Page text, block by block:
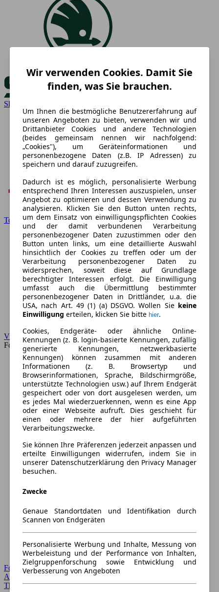
Skoda
Toyota
VW
Forum
Forum Startseite
Alle Auto-Foren
Themen-Forum
Wir verwenden Cookies. Damit Sie
finden, was Sie brauchen.
Um Ihnen die bestmögliche Benutzererfahrung auf
unseren Angeboten zu bieten, verwenden wir und
Drittanbieter Cookies und andere Technologien
(beides gemeinsam nennen wir nachfolgend:
„Cookies"), um Geräteinformationen und
personenbezogene Daten (z.B. IP Adressen) zu
speichern und darauf zuzugreifen.
Dadurch ist es möglich, personalisierte Werbung
entsprechend Ihren Interessen auszuspielen, unser
Angebot zu optimieren und dessen Verwendung zu
analysieren. Klicken Sie den Button unten rechts,
um dem Einsatz von einwilligungspflichten Cookies
und der damit verbundenen Verarbeitung
personenbezogener Daten zuzustimmen oder den
Button unten links, um eine detaillierte Auswahl
hinsichtlich der Cookies zu treffen oder um der
Verarbeitung personenbezogener Daten zu
widersprechen, soweit diese auf Grundlage
berechtigter Interessen erfolgt. Die Einwilligung
umfasst auch die Übermittlung bestimmter
personenbezogener Daten in Drittländer, u.a. die
USA, nach Art. 49 (1) (a) DSGVO. Wollen Sie keine
Einwilligung erteilen, klicken Sie bitte hier.
Cookies, Endgeräte- oder ähnliche Online-
Kennungen (z. B. login-basierte Kennungen, zufällig
generierte Kennungen, netzwerkbasierte
Kennungen) können zusammen mit anderen
Informationen (z. B. Browsertyp und
Browserinformationen, Sprache, Bildschirmgröße,
unterstützte Technologien usw.) auf Ihrem Endgerät
gespeichert oder von dort ausgelesen werden, um
es jedes Mal wiederzuerkennen, wenn es eine App
oder einer Webseite aufruft. Dies geschieht für
einen oder mehrere der hier aufgeführten
Verarbeitungszwecke.
Sie können Ihre Präferenzen jederzeit anpassen und
erteilte Einwilligungen widerrufen, indem Sie in
unserer Datenschutzerklärung den Privacy Manager
besuchen.
Zwecke
Genaue Standortdaten und Identifikation durch
Scannen von Endgeräten
Personalisierte Werbung und Inhalte, Messung von
Werbeleistung und der Performance von Inhalten,
Zielgruppenforschung sowie Entwicklung und
Verbesserung von Angeboten